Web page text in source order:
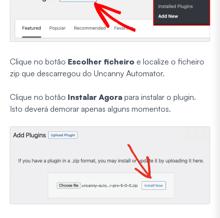
Clique no botão Escolher ficheiro e localize o ficheiro
zip que descarregou do Uncanny Automator.
Clique no botão Instalar Agora para instalar o plugin.
Isto deverá demorar apenas alguns momentos.